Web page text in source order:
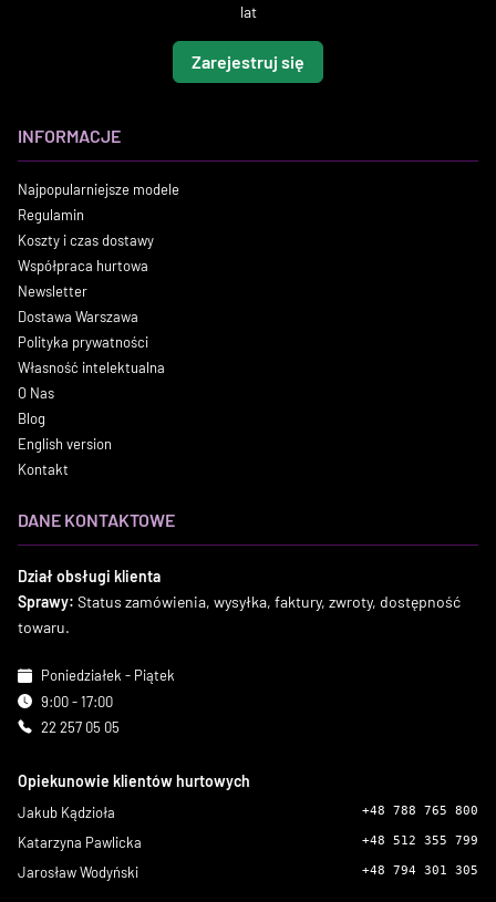
lat
Zarejestruj się
INFORMACJE
Najpopularniejsze modele
Regulamin
Koszty i czas dostawy
Współpraca hurtowa
Newsletter
Dostawa Warszawa
Polityka prywatności
Własność intelektualna
O Nas
Blog
English version
Kontakt
DANE KONTAKTOWE
Dział obsługi klienta
Sprawy: Status zamówienia, wysyłka, faktury, zwroty, dostępność
towaru.
Poniedziałek - Piątek
9:00 - 17:00
22 257 05 05
Opiekunowie klientów hurtowych
Jakub Kądzioła +48 788 765 800
Katarzyna Pawlicka +48 512 355 799
Jarosław Wodyński +48 794 301 305